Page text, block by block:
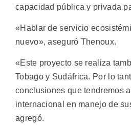
capacidad pública y privada
«Hablar de servicio
nuevo», aseguró Thenoux.
«Este proyecto se realiza
Tobago y Sudáfrica. Por lo
conclusiones que tendremos
internacional en manejo de
agregó.